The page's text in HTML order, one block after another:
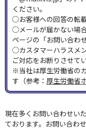
ください。
◯お客様への回答の転
◯メールが届かない場
ページの「お問い合わ
◯カスタマーハラスメ
ご対応をお断りさせて
※当社は厚生労働省の
す（参考： 厚生労働省
現在多くお問い合わせい
ております。お問い合わ